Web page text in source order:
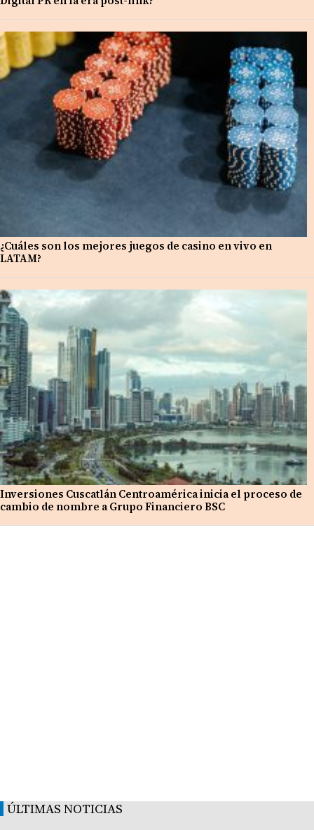
¿Cuáles son los mejores juegos de casino en vivo en
LATAM?
Inversiones Cuscatlán Centroamérica inicia el proceso de
cambio de nombre a Grupo Financiero BSC
ÚLTIMAS NOTICIAS